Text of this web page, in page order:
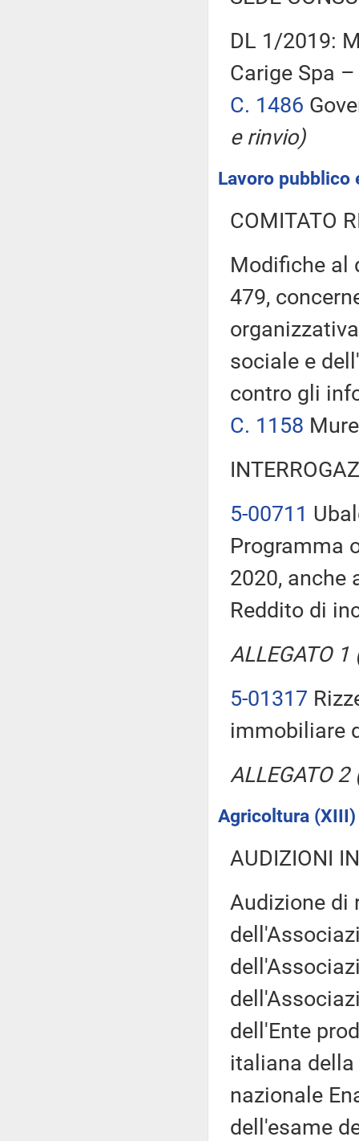
DL 1/2019:
Carige Spa
C. 1486
e rinvio)
Lavoro pubblico
COMITATO
Modifiche al
479,
sociale e
contro gli
C. 1158
5-00711
Programma
2020, anche
Reddito di
ALLEGATO
5-01317
immobiliare
ALLEGATO
Agricoltura (XIII)
AUDIZIONI
Audizione di
dell'Ente
italiana
nazionale
dell'esame